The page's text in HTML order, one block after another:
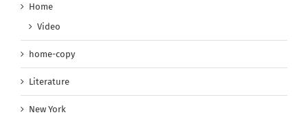
Home
Video
home-copy
Literature
New York